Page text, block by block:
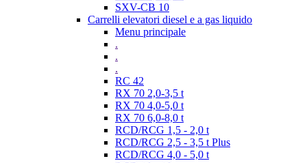
SXV-CB 10
Carrelli elevatori diesel e a gas liquido
Menu principale
.
.
.
RC 42
RX 70 2,0-3,5 t
RX 70 4,0-5,0 t
RX 70 6,0-8,0 t
RCD/RCG 1,5 - 2,0 t
RCD/RCG 2,5 - 3,5 t Plus
RCD/RCG 4,0 - 5,0 t